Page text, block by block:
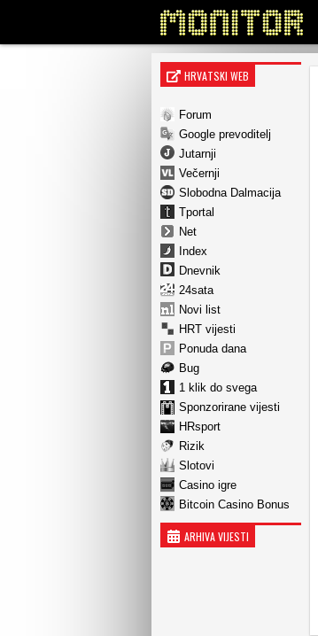
HRVATSKI WEB
Forum
Google prevoditelj
Jutarnji
Večernji
Slobodna Dalmacija
Tportal
Net
Index
Dnevnik
24sata
Novi list
HRT vijesti
Ponuda dana
Bug
1 klik do svega
Sponzorirane vijesti
HRsport
Rizik
Slotovi
Casino igre
Bitcoin Casino Bonus
ARHIVA VIJESTI